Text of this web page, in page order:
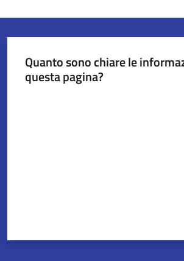
Quanto sono chiare le
questa pagina?